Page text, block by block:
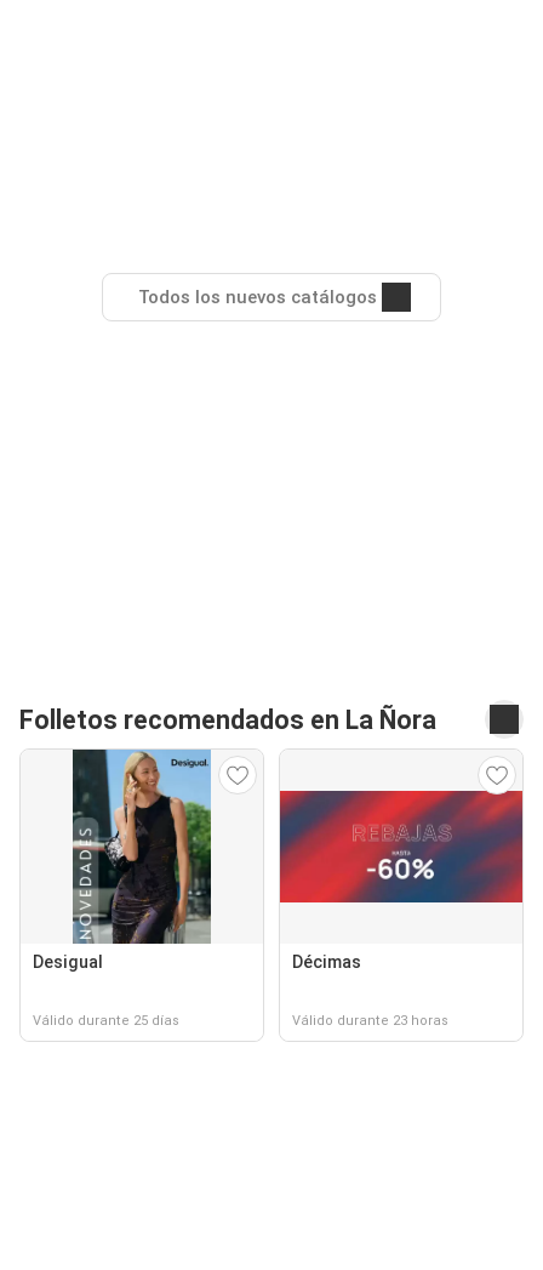
Todos los nuevos catálogos
Folletos recomendados en La Ñora
Desigual
Válido durante 25 días
Décimas
Válido durante 23 horas